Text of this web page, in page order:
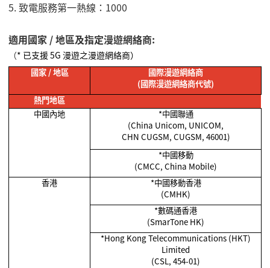
5.致電服務第一熱線： 1000
適用國家 / 地區及指定漫遊網絡商:
（* 已支援 5G 漫遊之漫遊網絡商）
國家/地區
國際漫遊網絡商
(國際漫遊網絡商代號)
熱門地區
中國內地
*中國聯通
(China Unicom, UNICOM,
CHN CUGSM, CUGSM, 46001)
*中國移動
(CMCC, China Mobile)
香港
*中國移動香港
(CMHK)
*數碼通香港
(SmarTone HK)
*Hong Kong Telecommunications (HKT)
Limited
(CSL, 454-01)